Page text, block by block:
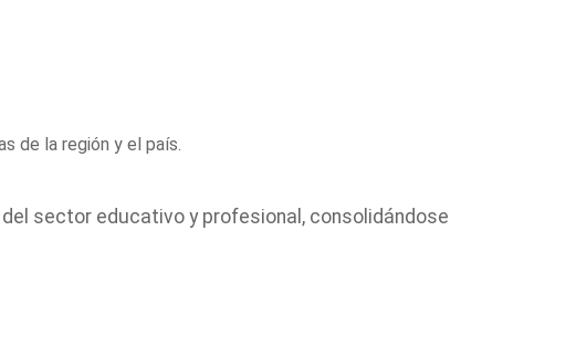
de la región y el país.
sector educativo y profesional, consolidándose